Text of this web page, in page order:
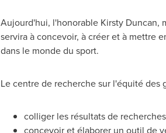
Aujourd'hui, l'honorable Kirsty Duncan,
servira à concevoir, à créer et à mettre
dans le monde du sport.
Le centre de recherche sur l'équité des
colliger les résultats de
concevoir et élaborer un outil de